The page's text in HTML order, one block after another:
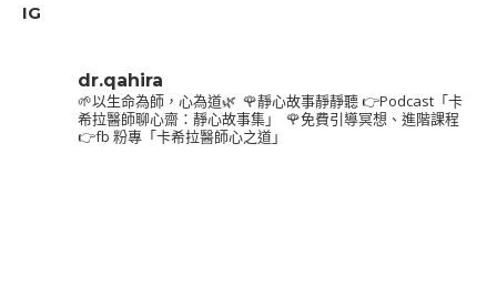
IG
dr.qahira
🌱以生命為師，心為道🌿⁣ 🌹靜心故事靜靜聽⁣👉Podcast「卡
希拉醫師聊心齋：靜心故事集」⁣
🌹免費引導冥想、進階課程⁣
👉fb 粉專「卡希拉醫師心之道」